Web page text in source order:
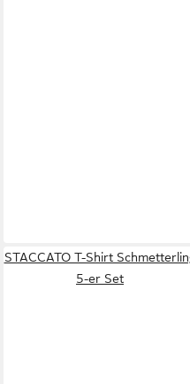
STACCATO T-Shirt
5-er Set